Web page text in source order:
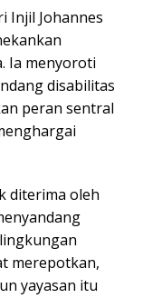
Injil Johannes
Ia menyoroti
disabilitas
peran sentral
diterima oleh
merepotkan,
yayasan itu